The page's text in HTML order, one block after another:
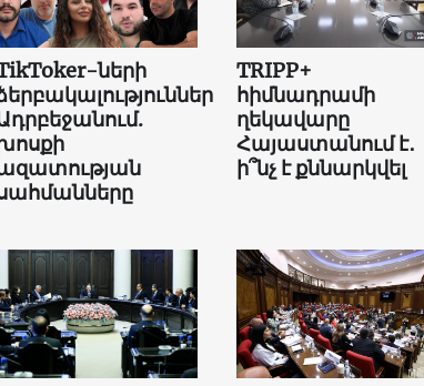
ների
TRIPP+
հիմնադրամի
ղեկավարը
Հայաստանում է․
ի՞նչ է քննարկվել